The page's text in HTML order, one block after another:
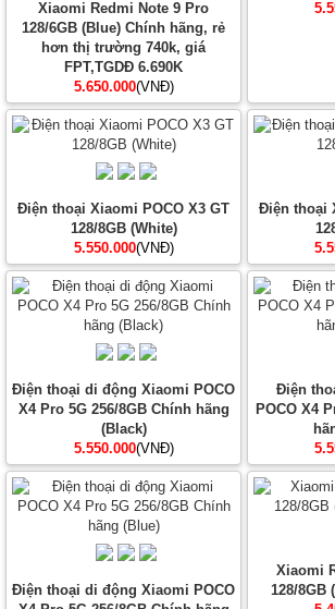
Xiaomi Redmi Note 9 Pro
128/6GB (Blue) Chính hãng, rẻ
hơn thị trường 740k, giá
FPT,TGDĐ 6.690K
5.650.000(VNĐ)
Điện thoại Xiaomi POCO X3 GT
128/8GB (White)
5.550.000(VNĐ)
Điện thoại
Điện thoại di động Xiaomi POCO
X4 Pro 5G 256/8GB Chính hãng
(Black)
5.550.000(VNĐ)
Điện
POCO X4
Điện thoại di động Xiaomi POCO
Xiaomi
128/8GB